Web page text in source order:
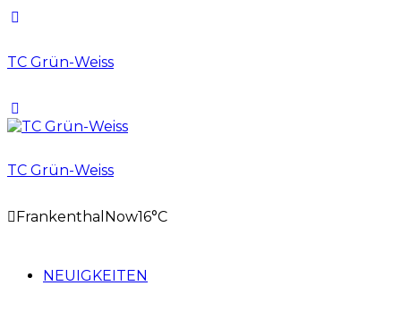
TC Grün-Weiss
TC Grün-Weiss
Frankenthal Now16°C
NEUIGKEITEN